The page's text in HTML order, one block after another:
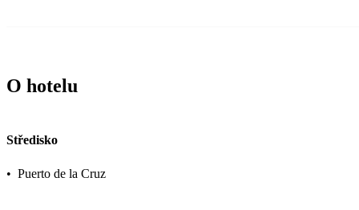
O hotelu
Středisko
• Puerto de la Cruz